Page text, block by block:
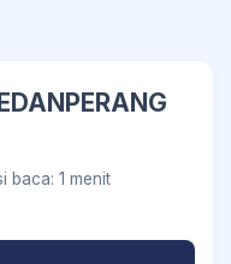
baca: 1 menit